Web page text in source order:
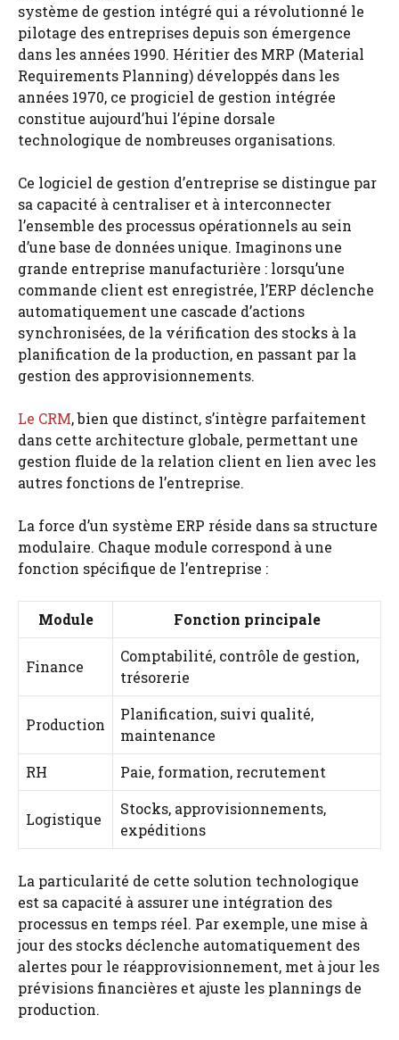
système de gestion intégré qui a révolutionné le
pilotage des entreprises depuis son émergence
dans les années 1990. Héritier des MRP (Material
Requirements Planning) développés dans les
années 1970, ce progiciel de gestion intégrée
constitue aujourd’hui l’épine dorsale
technologique de nombreuses organisations.
Ce logiciel de gestion d’entreprise se distingue par
sa capacité à centraliser et à interconnecter
l’ensemble des processus opérationnels au sein
d’une base de données unique. Imaginons une
grande entreprise manufacturière : lorsqu’une
commande client est enregistrée, l’ERP déclenche
automatiquement une cascade d’actions
synchronisées, de la vérification des stocks à la
planification de la production, en passant par la
gestion des approvisionnements.
Le CRM, bien que distinct, s’intègre parfaitement
dans cette architecture globale, permettant une
gestion fluide de la relation client en lien avec les
autres fonctions de l’entreprise.
La force d’un système ERP réside dans sa structure
modulaire. Chaque module correspond à une
fonction spécifique de l’entreprise :
Module Fonction principale
Finance
Comptabilité, contrôle de gestion,
trésorerie
Production
Planification, suivi qualité,
maintenance
RH
Paie, formation, recrutement
Logistique
Stocks, approvisionnements,
expéditions
La particularité de cette solution technologique
est sa capacité à assurer une intégration des
processus en temps réel. Par exemple, une mise à
jour des stocks déclenche automatiquement des
alertes pour le réapprovisionnement, met à jour les
prévisions financières et ajuste les plannings de
production.